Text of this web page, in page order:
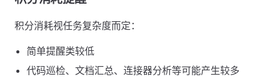
积分消耗视任务复杂度而定：
简单提醒类较低
代码巡检、文档汇总、连接器分析等可能产生较多